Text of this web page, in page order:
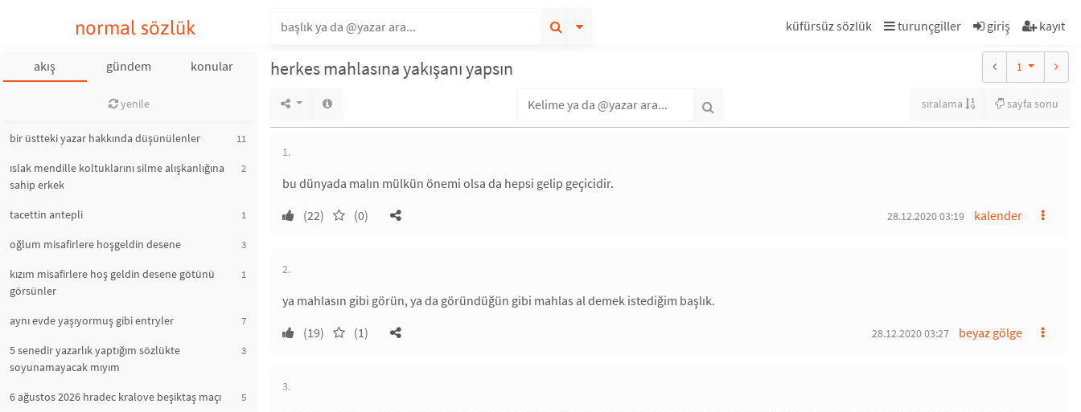
normal sözlük küfürsüz sözlük turunçgiller giriş kayıt
akış gündem konular
yenile
bir üstteki yazar hakkında düşünülenler 11
ıslak mendille koltuklarını silme alışkanlığına
sahip erkek
2
tacettin antepli 1
oğlum misafirlere hoşgeldin desene 3
kızım misafirlere hoş geldin desene götünü
görsünler
1
aynı evde yaşıyormuş gibi entryler 7
5 senedir yazarlık yaptığım sözlükte
soyunamayacak mıyım
3
6 ağustos 2026 hradec kralove beşiktaş maçı 5
herkes mahlasına yakışanı yapsın 1
sıralama sayfa sonu
1.
bu dünyada malın mülkün önemi olsa da hepsi gelip geçicidir.
(22)
(0) kalender
28.12.2020 03:19
2.
ya mahlasın gibi görün, ya da göründüğün gibi mahlas al demek istediğim başlık.
(19)
(1) beyaz gölge
28.12.2020 03:27
3.